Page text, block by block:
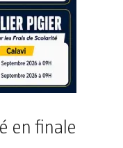
en finale